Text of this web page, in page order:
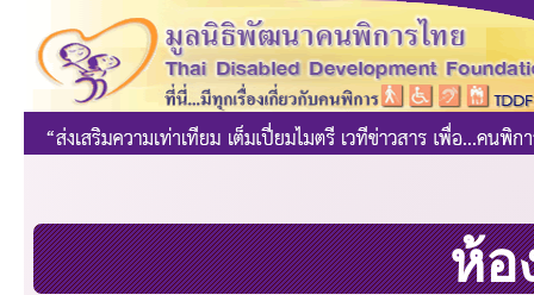
ห้อ